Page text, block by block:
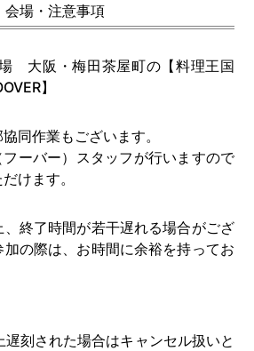
会場・注意事項
大阪・梅田茶屋町の【料理王国
】
同作業もございます。
フーバー）スタッフが行いますので
けます。
、終了時間が若干遅れる場合がござ
の際は、お時間に余裕を持ってお
刻された場合はキャンセル扱いと